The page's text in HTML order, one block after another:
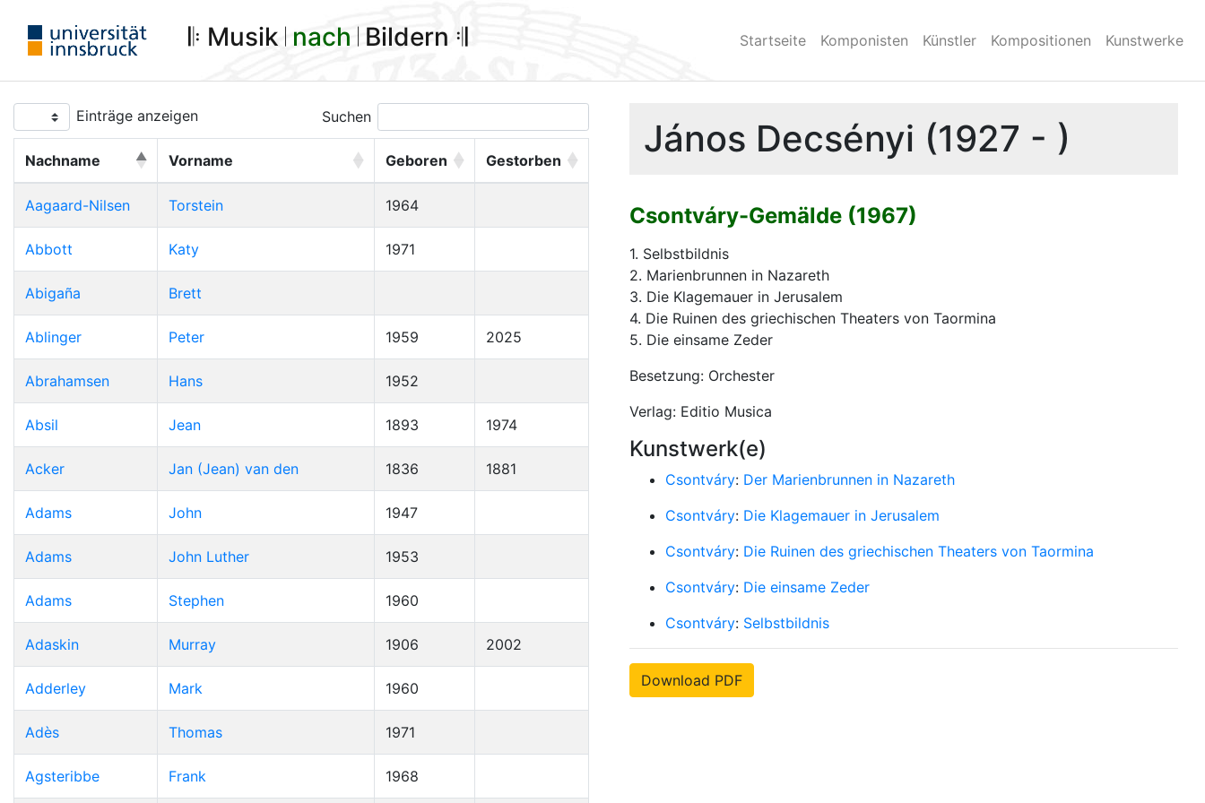
𝄆 Musik 𝄀 nach 𝄀 Bildern 𝄇 Startseite Komponisten Künstler Kompositionen Kunstwerke
Einträge anzeigen Suchen
Nachname Vorname Geboren Gestorben
Aagaard-Nilsen Torstein 1964
Abbott Katy 1971
Abigaña Brett
Ablinger Peter 1959 2025
Abrahamsen Hans 1952
Absil Jean 1893 1974
Acker Jan (Jean) van den 1836 1881
Adams John 1947
Adams John Luther 1953
Adams Stephen 1960
Adaskin Murray 1906 2002
Adderley Mark 1960
Adès Thomas 1971
Agsteribbe Frank 1968
János Decsényi (1927 - )
Csontváry-Gemälde (1967)
1. Selbstbildnis
2. Marienbrunnen in Nazareth
3. Die Klagemauer in Jerusalem
4. Die Ruinen des griechischen Theaters von Taormina
5. Die einsame Zeder
Besetzung: Orchester
Verlag: Editio Musica
Kunstwerk(e)
Csontváry: Der Marienbrunnen in Nazareth
Csontváry: Die Klagemauer in Jerusalem
Csontváry: Die Ruinen des griechischen Theaters von Taormina
Csontváry: Die einsame Zeder
Csontváry: Selbstbildnis
Download PDF